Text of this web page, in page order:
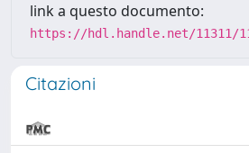
link a questo documento:
https://hdl.handle.net/11311/
Citazioni